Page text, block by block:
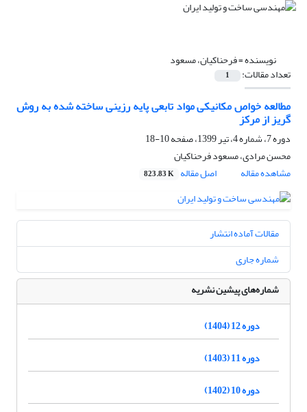
نویسنده =فرحناکیان، مسعود
تعداد مقالات: 1
مطالعه خواص مکانیکی مواد تابعی پایه رزینی ساخته شده به روش
گریز از مرکز
دوره 7، شماره 4، تیر 1399، صفحه
10-18
محسن مرادی، مسعود فرحناکیان
مشاهده مقاله
اصل مقاله 823.83 K
مقالات آماده انتشار
شماره جاری
شماره‌های پیشین نشریه
دوره 12 (1404)
دوره 11 (1403)
دوره 10 (1402)